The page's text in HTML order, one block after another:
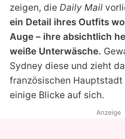
zeigen, die Daily Mail
ein Detail ihres Outfits
Auge – ihre absichtlich
weiße Unterwäsche.
Sydney diese und zieht
französischen
einige Blicke auf sich.
Anzeige